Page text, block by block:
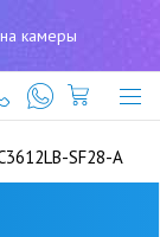
камеры
(727)
317-
61-
61
SF28-A